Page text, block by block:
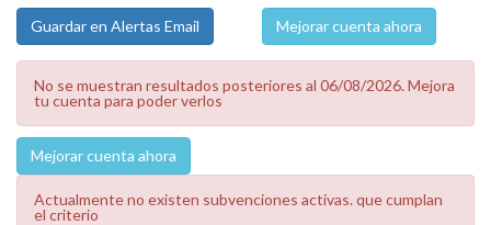
Mejorar cuenta ahora
No se muestran resultados posteriores al 06/08/2026. Mejora
tu cuenta para poder verlos
Mejorar cuenta ahora
Actualmente no existen subvenciones activas. que cumplan
el criterio